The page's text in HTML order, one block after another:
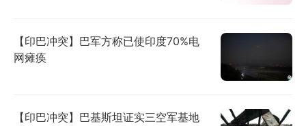
【印巴冲突】巴军方称已使印度70%电
网瘫痪
【印巴冲突】巴基斯坦证实三空军基地